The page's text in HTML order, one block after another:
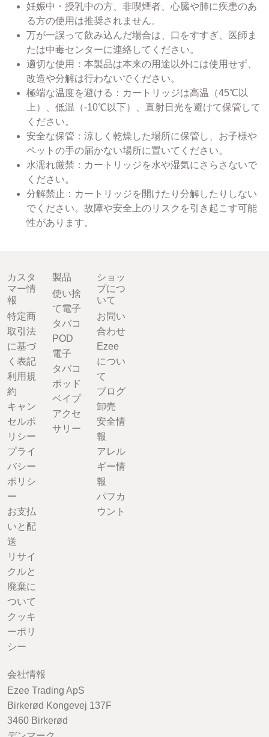
妊娠中・授乳中の方、非喫煙者、心臓や肺に疾患のあ
る方の使用は推奨されません。
万が一誤って飲み込んだ場合は、口をすすぎ、医師ま
たは中毒センターに連絡してください。
適切な使用：本製品は本来の用途以外には使用せず、
改造や分解は行わないでください。
極端な温度を避ける：カートリッジは高温（45℃以
上）、低温（-10℃以下）、直射日光を避けて保管して
ください。
安全な保管：涼しく乾燥した場所に保管し、お子様や
ペットの手の届かない場所に置いてください。
水濡れ厳禁：カートリッジを水や湿気にさらさないで
ください。
分解禁止：カートリッジを開けたり分解したりしない
でください。故障や安全上のリスクを引き起こす可能
性があります。
カスタ
マー情
報
特定商
取引法
に基づ
く表記
利用規
約
キャン
セルポ
リシー
プライ
バシー
ポリシ
ー
お支払
いと配
送
リサイ
クルと
廃棄に
ついて
クッキ
ーポリ
シー
製品
使い捨
て電子
タバコ
POD
電子
タバコ
ポッド
ベイプ
アクセ
サリー
ショッ
プにつ
いて
お問い
合わせ
Ezee
につい
て
ブログ
卸売
安全情
報
アレル
ギー情
報
パフカ
ウント
会社情報
Ezee Trading ApS
Birkerød Kongevej 137F
3460 Birkerød